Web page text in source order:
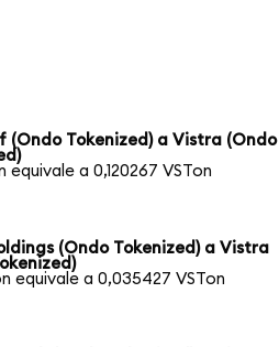
(Ondo Tokenized) a Vistra (Ondo
equivale a 0,120267 VSTon
(Ondo Tokenized) a Vistra
equivale a 0,035427 VSTon